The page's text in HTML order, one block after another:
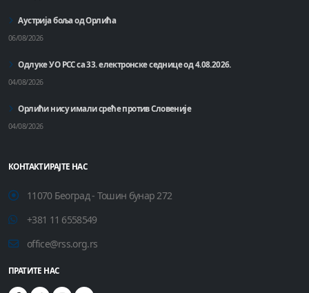
Аустрија боља од Орлића
06/08/2026
Одлуке УО РСС са 33. електронске седнице од 4.08.2026.
04/08/2026
Орлићи нису имали среће против Словеније
04/08/2026
КОНТАКТИРАЈТЕ НАС
11070 Београд - Тошин бунар 272
+381 11 6558549
office@rss.org.rs
ПРАТИТЕ НАС